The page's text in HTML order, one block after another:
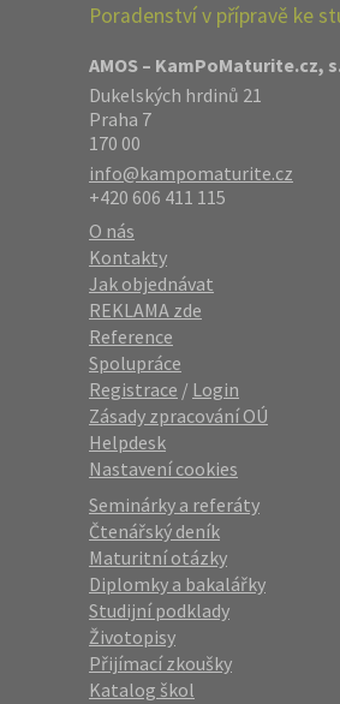
Poradenství v přípravě ke
AMOS – KamPoMaturite.cz,
Dukelských hrdinů 21
Praha 7
170 00
info@kampomaturite.cz
+420 606 411 115
O nás
Kontakty
Jak objednávat
REKLAMA zde
Reference
Spolupráce
Registrace / Login
Zásady zpracování OÚ
Helpdesk
Nastavení cookies
Seminárky a referáty
Čtenářský deník
Maturitní otázky
Diplomky a bakalářky
Studijní podklady
Životopisy
Přijímací zkoušky
Katalog škol